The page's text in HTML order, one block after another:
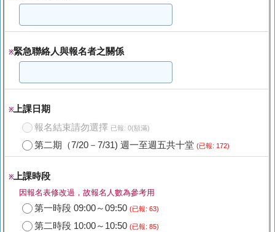
※緊急聯絡人與報名者之關係
※上課日期
報名結束請勿選擇 已報: 0(額滿)
第二期（7/20－7/31) 週一至週五共十堂 (已報: 172)
※上課時段
因報名表修改過，故報名人數為參考用
第一時段 09:00～09:50 (已報: 63)
第二時段 10:00～10:50 (已報: 85)